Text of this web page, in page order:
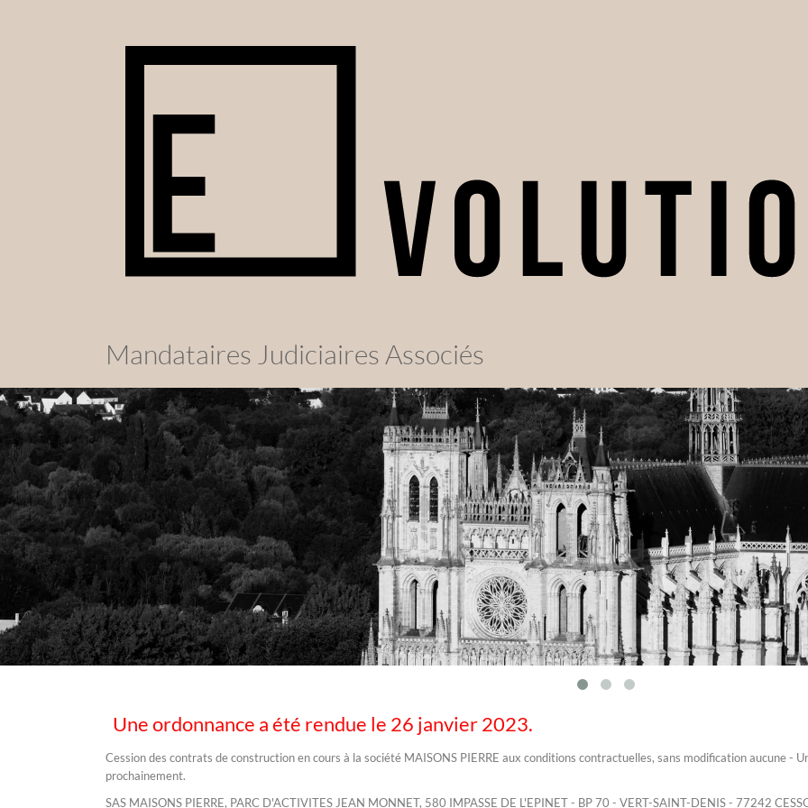
Mandataires Judiciaires Associés
Une ordonnance a été rendue le 26 janvier 2023.
Cession des contrats de construction en cours à la société MAISONS PIERRE aux conditions contractuelles, sans modification aucune -
prochainement.
SAS MAISONS PIERRE, PARC D'ACTIVITES JEAN MONNET, 580 IMPASSE DE L'EPINET - BP 70 - VERT-SAINT-DENIS - 77242